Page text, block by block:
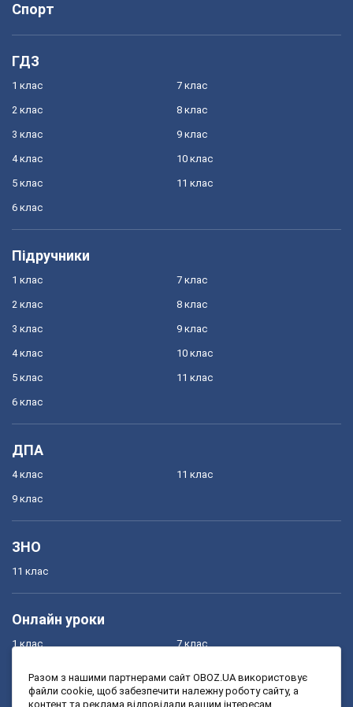
Спорт
ГДЗ
1 клас
2 клас
3 клас
4 клас
5 клас
6 клас
7 клас
8 клас
9 клас
10 клас
11 клас
Підручники
1 клас
2 клас
3 клас
4 клас
5 клас
6 клас
7 клас
8 клас
9 клас
10 клас
11 клас
ДПА
4 клас
9 клас
11 клас
ЗНО
11 клас
Онлайн уроки
1 клас
3 клас
7 клас
9 клас
Разом з нашими партнерами сайт OBOZ.UA використовує
файли cookie, щоб забезпечити належну роботу сайту, а
контент та реклама відповідали вашим інтересам.